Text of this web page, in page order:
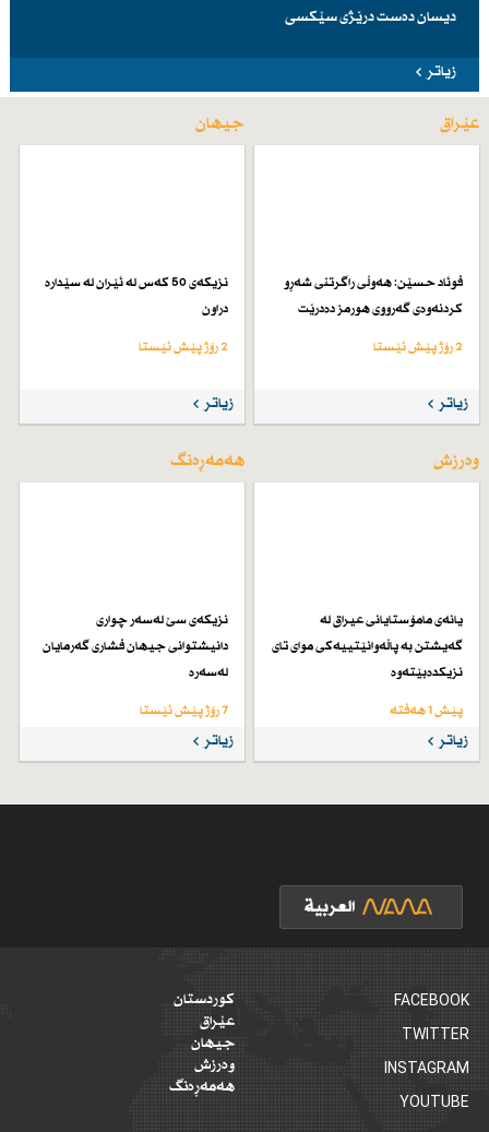
دیسان دەست درێژی سێكسی
زیاتر
عێراق
فوئاد حسێن: هەوڵی راگرتنی شەڕو
كردنەوەی گەرووی هورمز دەدرێت
2 رۆژ پێش ئێستا
زیاتر
جیهان
نزیكەی 50 كەس لە ئێران لە سێدارە
دراون
2 رۆژ پێش ئێستا
زیاتر
وەرزش
یانەی مامۆستایانی عیراق لە
گەیشتن بە پاڵەوانێتییەكی موای تای
نزیكدەبێتەوە
پێش 1 هەفتە
زیاتر
هەمەڕەنگ
نزیكەی سێ لەسەر چواری
دانیشتوانی جیهان فشاری گەرمایان
لەسەرە
7 رۆژ پێش ئێستا
زیاتر
FACEBOOK
TWITTER
INSTAGRAM
YOUTUBE
کوردستان
عێراق
جیهان
وەرزش
هەمەڕەنگ